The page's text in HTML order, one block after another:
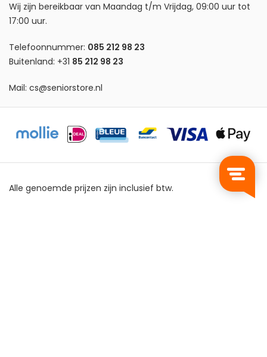
Wij zijn bereikbaar van Maandag t/m Vrijdag, 09:00 uur tot
17:00 uur.
Telefoonnummer: 085 212 98 23
Buitenland: +31 85 212 98 23
Mail: cs@seniorstore.nl
Alle genoemde prijzen zijn inclusief btw.